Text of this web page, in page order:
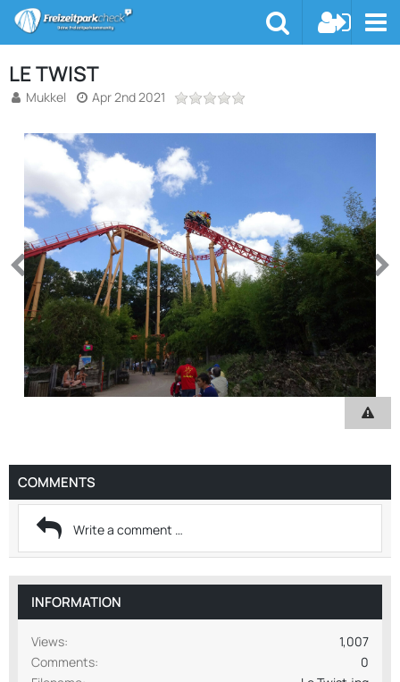
LE TWIST
Mukkel Apr 2nd 2021
COMMENTS
INFORMATION
Views
1,007
Comments
0